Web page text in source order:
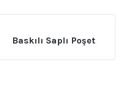
Baskılı Saplı Poşet